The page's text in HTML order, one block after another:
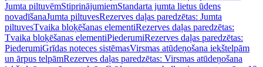
Jumta piltuvēmStiprinājumiemStandarta jumta lietus ūdens
novadīšanaJumta piltuvesRezerves daļas paredzētas: Jumta
piltuvesTvaika bloķēšanas elementiRezerves daļas paredzētas:
Tvaika bloķēšanas elementiPiederumiRezerves daļas paredzētas:
PiederumiGrīdas noteces sistēmasVirsmas atūdeņošana iekštelpām
un ārpus telpāmRezerves daļas paredzētas: Virsmas atūdeņošana